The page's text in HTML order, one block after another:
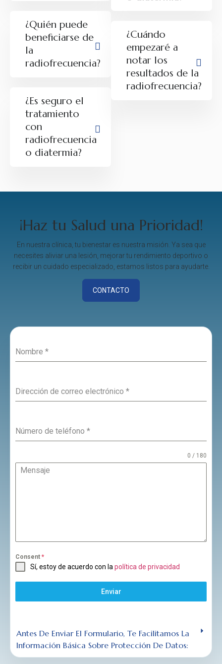
¿Quién puede
beneficiarse de
la
radiofrecuencia?
¿Es seguro el
tratamiento
con
radiofrecuencia
o diatermia?
¿Cuándo
empezaré a
notar los
resultados de la
radiofrecuencia?
¡Haz tu Salud una Prioridad!
En nuestra clínica, tu bienestar es nuestra misión. Ya sea que
necesites aliviar una lesión, mejorar tu rendimiento deportivo o
recibir un cuidado especializado, estamos listos para ayudarte.
CONTACTO
Nombre *
Dirección de correo electrónico *
Número de teléfono *
Mensaje
0 / 180
Consent *
Sí, estoy de acuerdo con lapolítica de privacidad
Enviar
Antes De Enviar El Formulario, Te Facilitamos La
Información Básica Sobre Protección De Datos: